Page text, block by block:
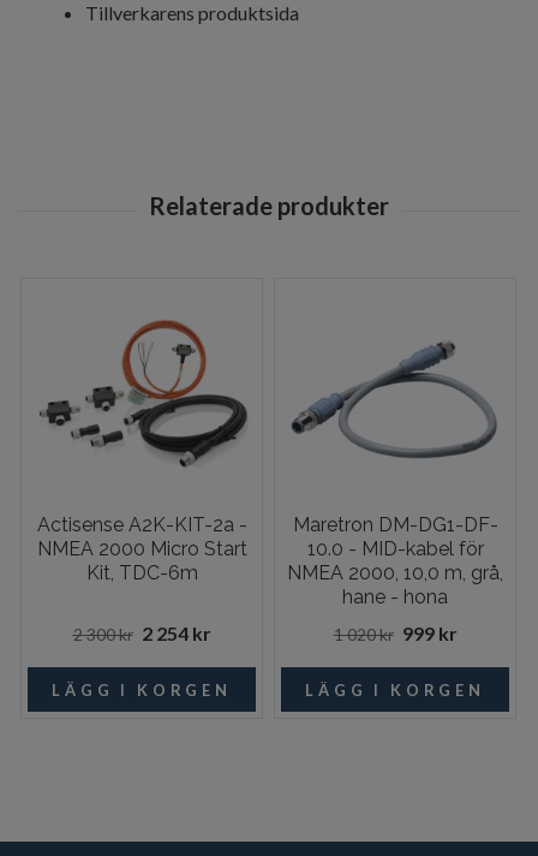
Tillverkarens produktsida
Actisense A2K-KIT-2a -
NMEA 2000 Micro Start
Kit, TDC-6m
2 300 kr 2 254 kr
Maretron DM-DG1-DF-
10.0 - MID-kabel för
NMEA 2000, 10,0 m, grå,
hane - hona
1 020 kr 999 kr